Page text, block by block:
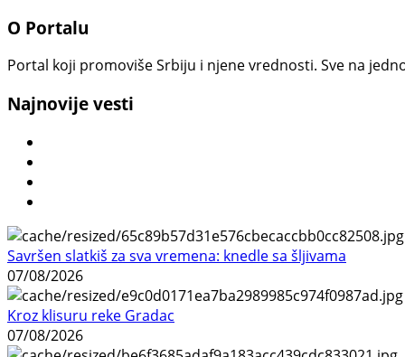
O Portalu
Portal koji promoviše Srbiju i njene vrednosti. Sve na
Najnovije vesti
Savršen slatkiš za sva vremena: knedle sa šljivama
07/08/2026
Kroz klisuru reke Gradac
07/08/2026